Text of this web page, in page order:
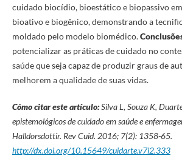
cuidado biocídio, bioestático e biopassivo
bioativo e biogênico, demonstrando a
moldado pelo modelo biomédico.
potencializar as práticas de cuidado no
saúde que seja capaz de produzir graus de
melhorem a qualidade de suas vidas.
Cómo citar este artículo:Silva L, Souza K,
epistemológicos de cuidado em saúde e
Halldorsdottir. Rev Cuid. 2016; 7(2): 1358-65.
http://dx.doi.org/10.15649/cuidarte.v7i2.333